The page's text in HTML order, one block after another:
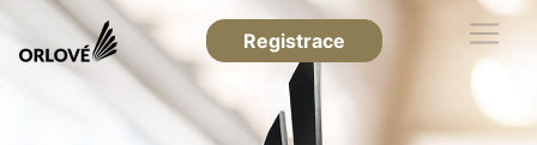
Registrace